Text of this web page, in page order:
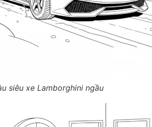
siêu xe Lamborghini ngầu